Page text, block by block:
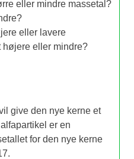
eller mindre massetal?
eller lavere
højere eller mindre?
give den nye kerne et
er en
for den nye kerne